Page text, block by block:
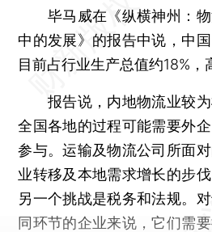
毕马威在《纵横神州：物
中的发展》的报告中说，中
目前占行业生产总值约18%，
报告说，内地物流业较为
全国各地的过程可能需要外
参与。运输及物流公司所面
业转移及本地需求增长的步
另一个挑战是税务和法规。
同环节的企业来说，它们需